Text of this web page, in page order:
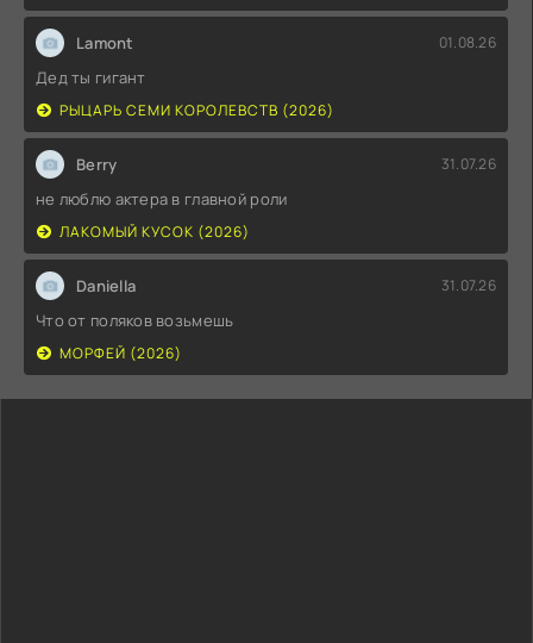
Lamont 01.08.26
Дед ты гигант
РЫЦАРЬ СЕМИ КОРОЛЕВСТВ (2026)
Berry 31.07.26
не люблю актера в главной роли
ЛАКОМЫЙ КУСОК (2026)
Daniella 31.07.26
Что от поляков возьмешь
МОРФЕЙ (2026)